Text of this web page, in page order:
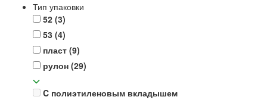
Тип упаковки
52 (3)
53 (4)
пласт (9)
рулон (29)
C полиэтиленовым вкладышем